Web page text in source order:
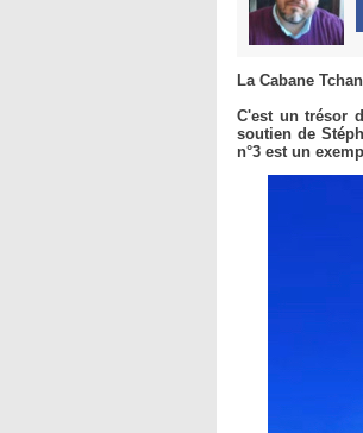
La Cabane
​C'est un trésor
soutien de
n°3 est un